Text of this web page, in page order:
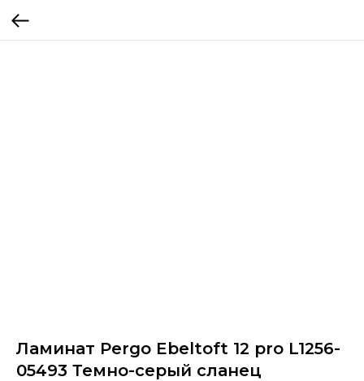
Ламинат Pergo Ebeltoft 12 pro L1256-
05493 Темно-серый сланец